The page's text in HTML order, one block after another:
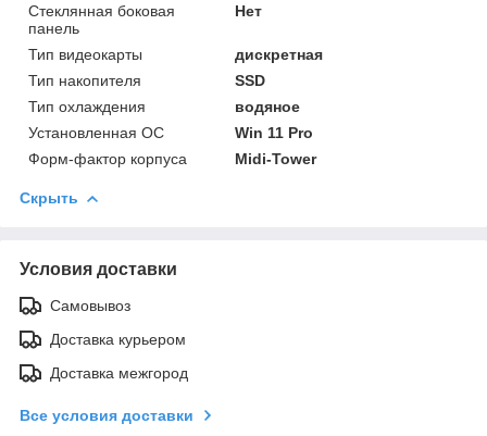
Стеклянная боковая
панель
Нет
Тип видеокарты
дискретная
Тип накопителя
SSD
Тип охлаждения
водяное
Установленная ОС
Win 11 Pro
Форм-фактор корпуса
Midi-Tower
Скрыть
Условия доставки
Самовывоз
Доставка курьером
Доставка межгород
Все условия доставки